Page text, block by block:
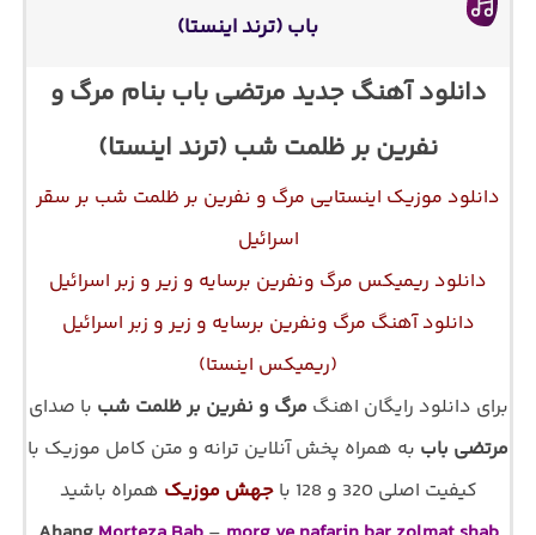
باب (ترند اینستا)
دانلود آهنگ جدید مرتضی باب بنام مرگ و
نفرین بر ظلمت شب (ترند اینستا)
دانلود موزیک اینستایی مرگ و نفرین بر ظلمت شب بر سقر
اسرائیل
دانلود ریمیکس مرگ ونفرين برسايه و زير و زبر اسرائيل
دانلود آهنگ مرگ ونفرين برسايه و زير و زبر اسرائيل
(ریمیکس اینستا)
برای دانلود رایگان اهنگمرگ و نفرین بر ظلمت شب با صدای
مرتضی باب به همراه پخش آنلاین ترانه و متن کامل موزیک با
کیفیت اصلی 320 و 128 با
جهش موزیک همراه باشید